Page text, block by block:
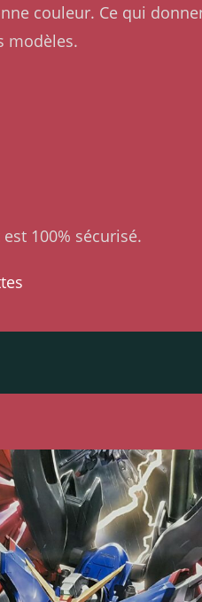
couleur. Ce qui
modèles.
100% sécurisé.